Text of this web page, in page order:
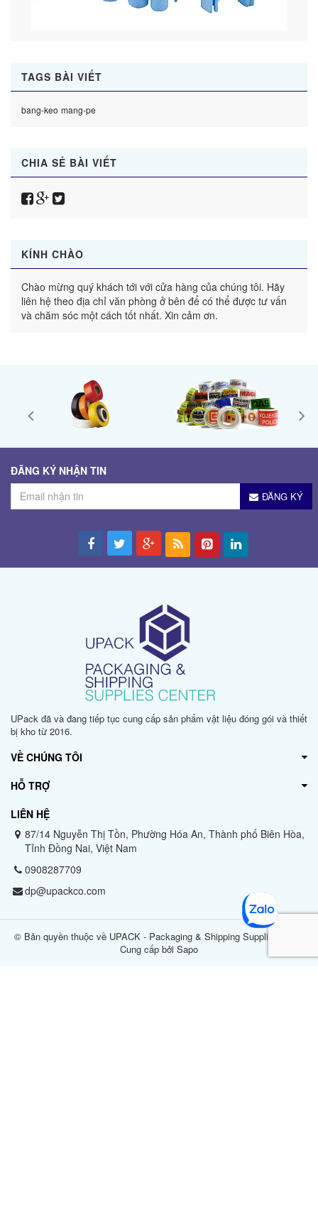
TAGS BÀI VIẾT
bang-keo mang-pe
CHIA SẺ BÀI VIẾT
KÍNH CHÀO
Chào mừng quý khách tới với cửa hàng của chúng tôi. Hãy
liên hệ theo địa chỉ văn phòng ở bên để có thể được tư vấn
và chăm sóc một cách tốt nhất. Xin cảm ơn.
ĐĂNG KÝ NHẬN TIN
ĐĂNG KÝ
UPack đã và đang tiếp tục cung cấp sản phẩm vật liệu đóng gói và thiết
bị kho từ 2016.
VỀ CHÚNG TÔI
HỖ TRỢ
LIÊN HỆ
87/14 Nguyễn Thị Tồn, Phường Hóa An, Thành phố Biên Hòa,
Tỉnh Đồng Nai, Việt Nam
0908287709
dp@upackco.com
© Bản quyền thuộc về UPACK - Packaging & Shipping Supplier center
Cung cấp bởi Sapo